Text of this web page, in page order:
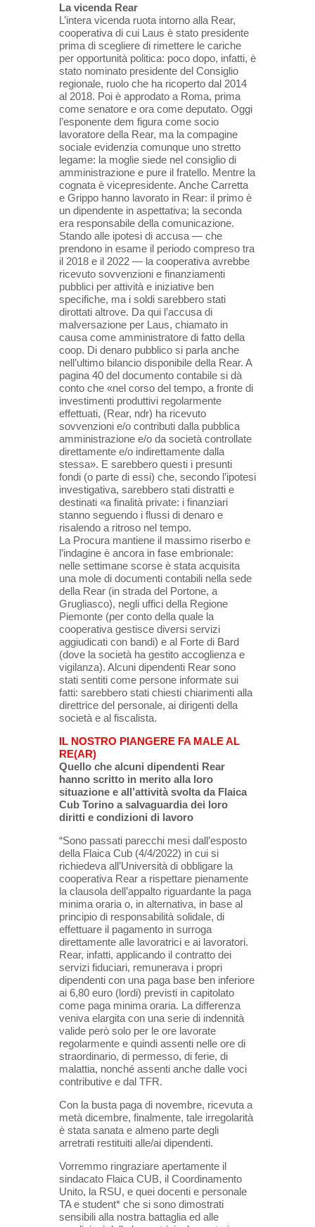
La vicenda Rear
L’intera vicenda ruota intorno alla Rear,
cooperativa di cui Laus è stato presidente
prima di scegliere di rimettere le cariche
per opportunità politica: poco dopo, infatti, è
stato nominato presidente del Consiglio
regionale, ruolo che ha ricoperto dal 2014
al 2018. Poi è approdato a Roma, prima
come senatore e ora come deputato. Oggi
l’esponente dem figura come socio
lavoratore della Rear, ma la compagine
sociale evidenzia comunque uno stretto
legame: la moglie siede nel consiglio di
amministrazione e pure il fratello. Mentre la
cognata è vicepresidente. Anche Carretta
e Grippo hanno lavorato in Rear: il primo è
un dipendente in aspettativa; la seconda
era responsabile della comunicazione.
Stando alle ipotesi di accusa — che
prendono in esame il periodo compreso tra
il 2018 e il 2022 — la cooperativa avrebbe
ricevuto sovvenzioni e finanziamenti
pubblici per attività e iniziative ben
specifiche, ma i soldi sarebbero stati
dirottati altrove. Da qui l’accusa di
malversazione per Laus, chiamato in
causa come amministratore di fatto della
coop. Di denaro pubblico si parla anche
nell’ultimo bilancio disponibile della Rear. A
pagina 40 del documento contabile si dà
conto che «nel corso del tempo, a fronte di
investimenti produttivi regolarmente
effettuati, (Rear, ndr) ha ricevuto
sovvenzioni e/o contributi dalla pubblica
amministrazione e/o da società controllate
direttamente e/o indirettamente dalla
stessa». E sarebbero questi i presunti
fondi (o parte di essi) che, secondo l’ipotesi
investigativa, sarebbero stati distratti e
destinati «a finalità private: i finanziari
stanno seguendo i flussi di denaro e
risalendo a ritroso nel tempo.
La Procura mantiene il massimo riserbo e
l’indagine è ancora in fase embrionale:
nelle settimane scorse è stata acquisita
una mole di documenti contabili nella sede
della Rear (in strada del Portone, a
Grugliasco), negli uffici della Regione
Piemonte (per conto della quale la
cooperativa gestisce diversi servizi
aggiudicati con bandi) e al Forte di Bard
(dove la società ha gestito accoglienza e
vigilanza). Alcuni dipendenti Rear sono
stati sentiti come persone informate sui
fatti: sarebbero stati chiesti chiarimenti alla
direttrice del personale, ai dirigenti della
società e al fiscalista.
IL NOSTRO PIANGERE FA MALE AL
RE(AR)
Quello che alcuni dipendenti Rear
hanno scritto in merito alla loro
situazione e all’attività svolta da Flaica
Cub Torino a salvaguardia dei loro
diritti e condizioni di lavoro
“Sono passati parecchi mesi dall’esposto
della Flaica Cub (4/4/2022) in cui si
richiedeva all’Università di obbligare la
cooperativa Rear a rispettare pienamente
la clausola dell’appalto riguardante la paga
minima oraria o, in alternativa, in base al
principio di responsabilità solidale, di
effettuare il pagamento in surroga
direttamente alle lavoratrici e ai lavoratori.
Rear, infatti, applicando il contratto dei
servizi fiduciari, remunerava i propri
dipendenti con una paga base ben inferiore
ai 6,80 euro (lordi) previsti in capitolato
come paga minima oraria. La differenza
veniva elargita con una serie di indennità
valide però solo per le ore lavorate
regolarmente e quindi assenti nelle ore di
straordinario, di permesso, di ferie, di
malattia, nonché assenti anche dalle voci
contributive e dal TFR.
Con la busta paga di novembre, ricevuta a
metà dicembre, finalmente, tale irregolarità
è stata sanata e almeno parte degli
arretrati restituiti alle/ai dipendenti.
Vorremmo ringraziare apertamente il
sindacato Flaica CUB, il Coordinamento
Unito, la RSU, e quei docenti e personale
TA e student* che si sono dimostrati
sensibili alla nostra battaglia ed alle